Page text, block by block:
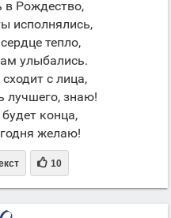
в Рождество,
исполнялись,
тепло,
улыбались.
с лица,
лучшего, знаю!
конца,
желаю!
 10